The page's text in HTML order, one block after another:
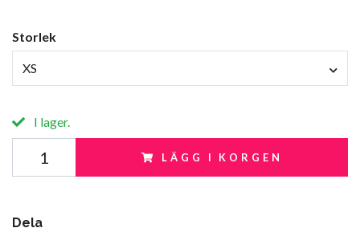
Storlek
XS
I lager.
LÄGG I KORGEN
Dela